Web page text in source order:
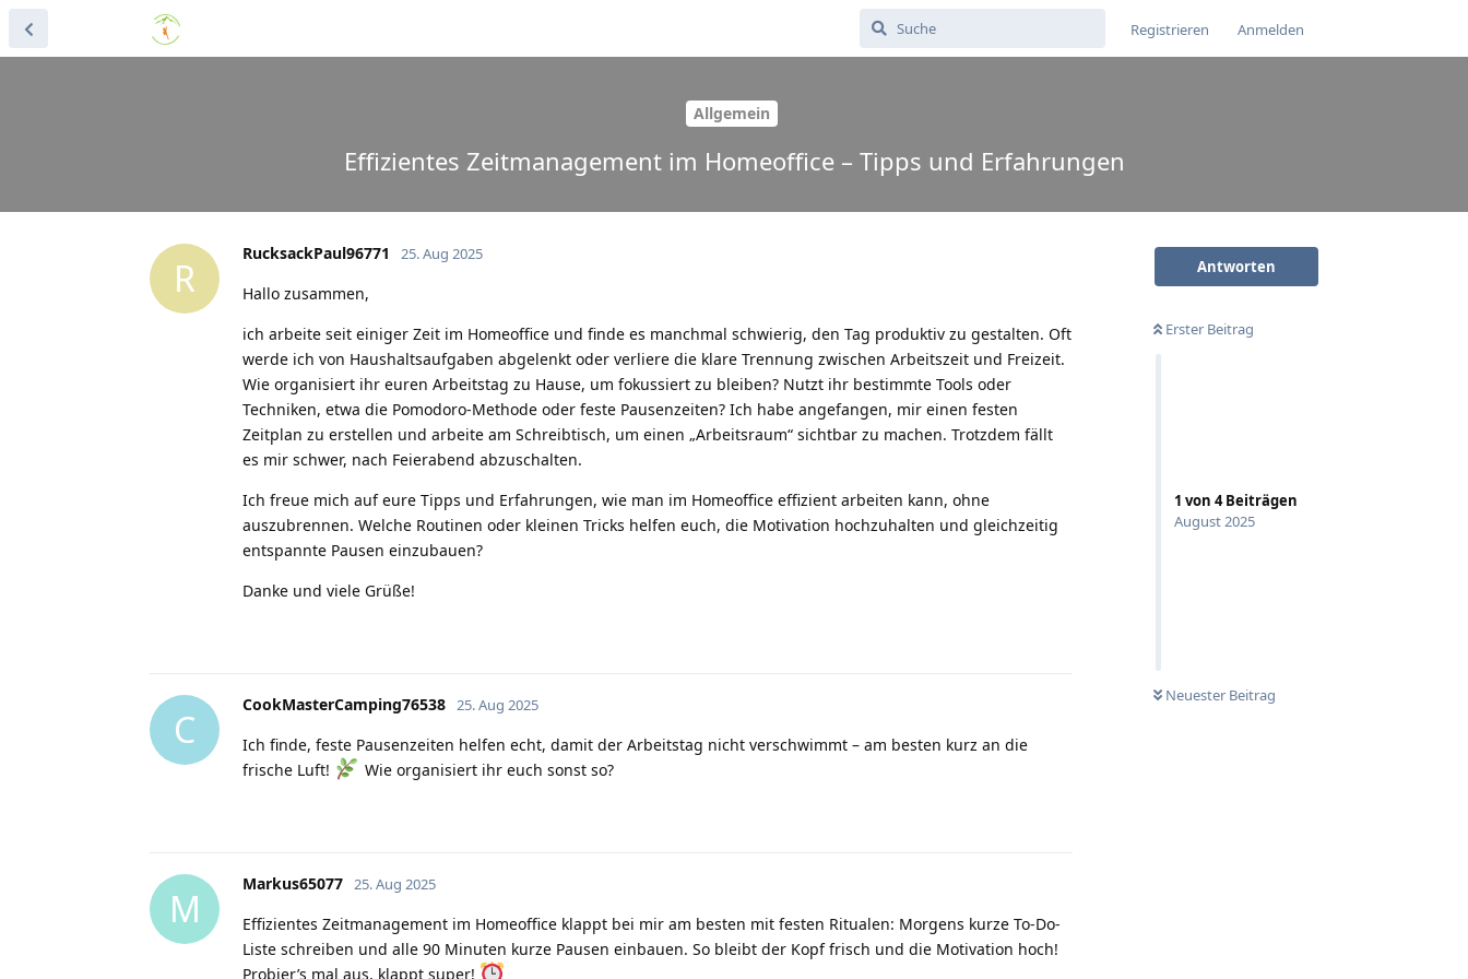
Registrieren Anmelden
Allgemein
Effizientes Zeitmanagement im Homeoffice – Tipps und Erfahrungen
Antworten
Erster Beitrag
1 von 4Beiträgen
August 2025
Neuester Beitrag
R
RucksackPaul96771 25. Aug 2025
Hallo zusammen,
ich arbeite seit einiger Zeit im Homeoffice und finde es manchmal schwierig, den Tag produktiv zu gestalten. Oft
werde ich von Haushaltsaufgaben abgelenkt oder verliere die klare Trennung zwischen Arbeitszeit und Freizeit.
Wie organisiert ihr euren Arbeitstag zu Hause, um fokussiert zu bleiben? Nutzt ihr bestimmte Tools oder
Techniken, etwa die Pomodoro-Methode oder feste Pausenzeiten? Ich habe angefangen, mir einen festen
Zeitplan zu erstellen und arbeite am Schreibtisch, um einen „Arbeitsraum“ sichtbar zu machen. Trotzdem fällt
es mir schwer, nach Feierabend abzuschalten.
Ich freue mich auf eure Tipps und Erfahrungen, wie man im Homeoffice effizient arbeiten kann, ohne
auszubrennen. Welche Routinen oder kleinen Tricks helfen euch, die Motivation hochzuhalten und gleichzeitig
entspannte Pausen einzubauen?
Danke und viele Grüße!
C
CookMasterCamping76538 25. Aug 2025
Ich finde, feste Pausenzeiten helfen echt, damit der Arbeitstag nicht verschwimmt – am besten kurz an die
frische Luft!
Wie organisiert ihr euch sonst so?
M
Markus65077 25. Aug 2025
Effizientes Zeitmanagement im Homeoffice klappt bei mir am besten mit festen Ritualen: Morgens kurze To-Do-
Liste schreiben und alle 90 Minuten kurze Pausen einbauen. So bleibt der Kopf frisch und die Motivation hoch!
Probier’s mal aus, klappt super!